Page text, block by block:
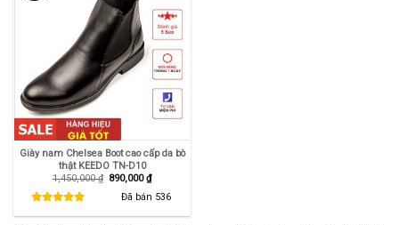
Giày nam Chelsea Boot cao cấp da bò
thật KEEDO TN-D10
1,450,000₫ Giá
890,000₫Giá
hiện
tại
Đã bán 536